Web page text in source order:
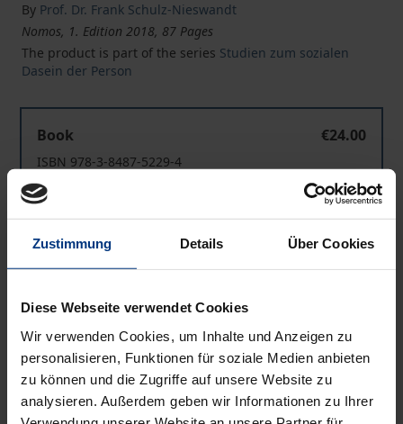
Zustimmung Details Über Cookies
Diese Webseite verwendet Cookies
Wir verwenden Cookies, um Inhalte und Anzeigen zu
personalisieren, Funktionen für soziale Medien anbieten
zu können und die Zugriffe auf unsere Website zu
analysieren. Außerdem geben wir Informationen zu Ihrer
By Prof. Dr. Frank Schulz-Nieswandt
Nomos, 1. Edition 2018, 87 Pages
The product is part of the series Studien zum sozialen
Dasein der Person
Book
€24.00
ISBN 978-3-8487-5229-4
Available in 3-5 business days
Lokale generische Strukturen der Sozialraumbildung
eBook
€24.00
Available
Prices include VAT. Depending on the delivery address, VAT
may vary at checkout.